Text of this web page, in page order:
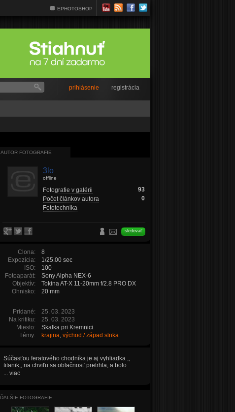
EPHOTOSHOP
prihlásenie registrácia
AUTOR FOTOGRAFIE
3lo
offline
Fotografie v galérii
93
Počet článkov autora
0
Fototechnika
sledovať
Clona:
8
Expozícia:
1/25.00 sec
ISO:
100
Fotoaparát:
Sony Alpha NEX-6
Objektív:
Tokina AT-X 11-20mm f/2.8 PRO DX
Ohnisko:
20 mm
Pridané:
25. 03. 2023
Na kritiku:
25. 03. 2023
Miesto:
Skalka pri Kremnici
Témy:
krajina, východ / západ slnka
Súčasťou feratového chodníka je aj vyhliadka ,,
titanik,, na chviľu sa oblačnosť pretrhla, a bolo
svetlo.
... viac
ĎALŠIE FOTOGRAFIE